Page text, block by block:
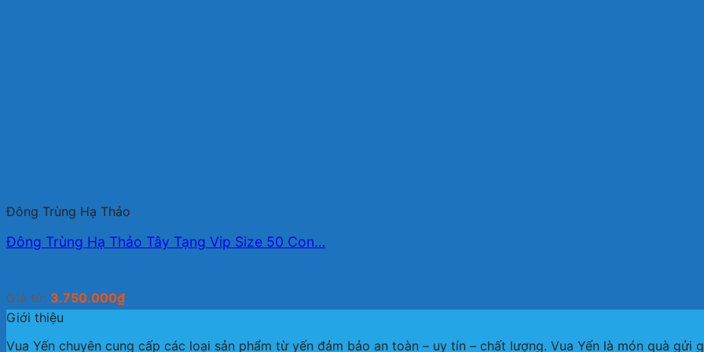
Đông Trùng Hạ Thảo
Đông Trùng Hạ Thảo Tây Tạng Vip Size 50 Con…
Giá từ: 3.750.000₫
Giới thiệu
Vua Yến chuyên cung cấp các loại sản phẩm từ yến đảm bảo an toàn – uy tín – chất lượng. Vua Yến là món quà gửi